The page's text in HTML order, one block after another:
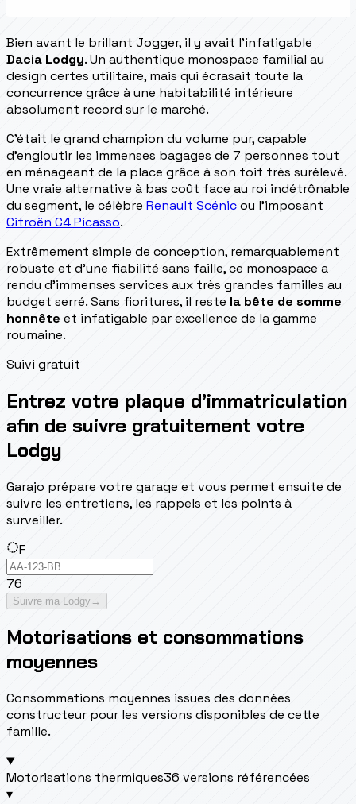
Bien avant le brillant Jogger, il y avait l'infatigable
Dacia Lodgy. Un authentique monospace familial au
design certes utilitaire, mais qui écrasait toute la
concurrence grâce à une habitabilité intérieure
absolument record sur le marché.
C'était le grand champion du volume pur, capable
d'engloutir les immenses bagages de 7 personnes tout
en ménageant de la place grâce à son toit très surélevé.
Une vraie alternative à bas coût face au roi indétrônable
du segment, le célèbre Renault Scénicou l'imposant
Citroën C4 Picasso.
Extrêmement simple de conception, remarquablement
robuste et d'une fiabilité sans faille, ce monospace a
rendu d'immenses services aux très grandes familles au
budget serré. Sans fioritures, il reste la bête de somme
honnête et infatigable par excellence de la gamme
roumaine.
Suivi gratuit
Entrez votre plaque d’immatriculation
afin de suivre gratuitement votre
Lodgy
Garajo prépare votre garage et vous permet ensuite de
suivre les entretiens, les rappels et les points à
surveiller.
F
76
Suivre ma Lodgy →
Motorisations et consommations
moyennes
Consommations moyennes issues des données
constructeur pour les versions disponibles de cette
famille.
Motorisations thermiques36 versions référencées
▾